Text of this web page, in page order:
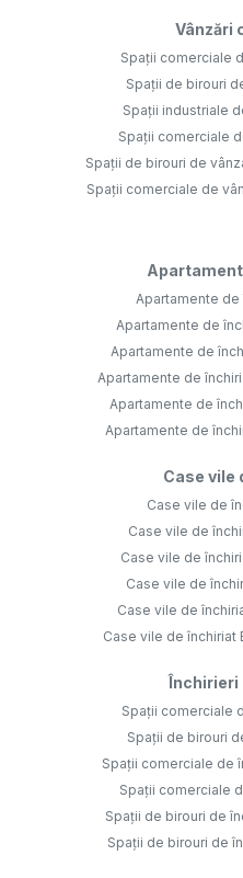
Vânzări
Spații comerciale
Spații de birouri
Spații industriale
Spații comerciale
Spații de birouri de
Spații comerciale de
Apartamente de
Apartamente de
Apartamente de
Apartamente de
Apartamente de
Apartamente de
Case vile
Case vile de
Case vile de
Case vile de
Case vile de
Case vile de
Case vile de închiriat
Închirieri
Spații comerciale
Spații de birouri
Spații comerciale de
Spații comerciale
Spații de birouri de
Spații de birouri de